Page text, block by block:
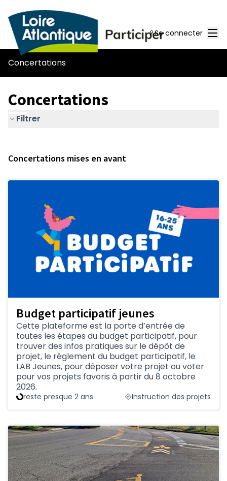
Se connecter
Concertations
Concertations
Filtrer
Concertations mises en avant
Budget participatif jeunes
Cette plateforme est la porte d’entrée de
toutes les étapes du budget participatif, pour
trouver des infos pratiques sur le dépôt de
projet, le règlement du budget participatif, le
LAB Jeunes, pour déposer votre projet ou voter
pour vos projets favoris à partir du 8 octobre
2026.
reste presque 2 ans Instruction des projets